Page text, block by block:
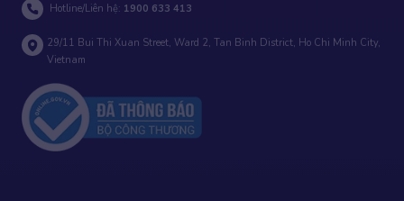
Hotline/Liên hệ: 1900 633 413
29/11 Bui Thi Xuan Street, Ward 2, Tan Binh District, Ho Chi Minh City,
Vietnam